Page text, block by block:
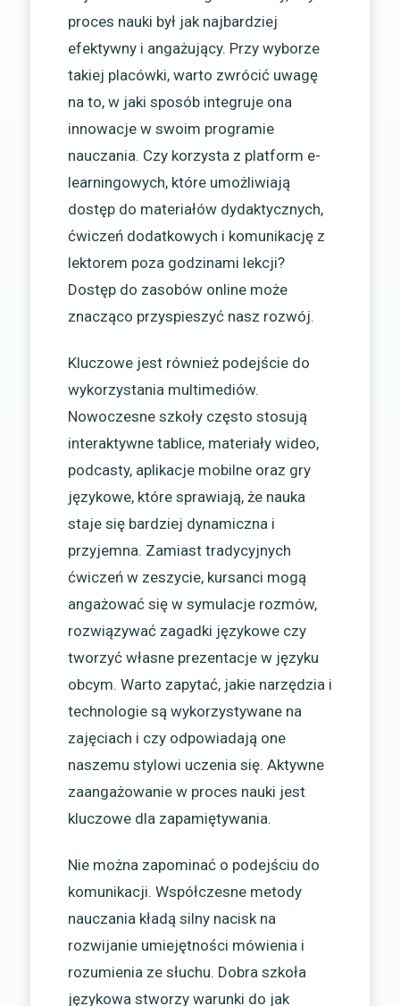
proces nauki był jak najbardziej
efektywny i angażujący. Przy wyborze
takiej placówki, warto zwrócić uwagę
na to, w jaki sposób integruje ona
innowacje w swoim programie
nauczania. Czy korzysta z platform e-
learningowych, które umożliwiają
dostęp do materiałów dydaktycznych,
ćwiczeń dodatkowych i komunikację z
lektorem poza godzinami lekcji?
Dostęp do zasobów online może
znacząco przyspieszyć nasz rozwój.
Kluczowe jest również podejście do
wykorzystania multimediów.
Nowoczesne szkoły często stosują
interaktywne tablice, materiały wideo,
podcasty, aplikacje mobilne oraz gry
językowe, które sprawiają, że nauka
staje się bardziej dynamiczna i
przyjemna. Zamiast tradycyjnych
ćwiczeń w zeszycie, kursanci mogą
angażować się w symulacje rozmów,
rozwiązywać zagadki językowe czy
tworzyć własne prezentacje w języku
obcym. Warto zapytać, jakie narzędzia i
technologie są wykorzystywane na
zajęciach i czy odpowiadają one
naszemu stylowi uczenia się. Aktywne
zaangażowanie w proces nauki jest
kluczowe dla zapamiętywania.
Nie można zapominać o podejściu do
komunikacji. Współczesne metody
nauczania kładą silny nacisk na
rozwijanie umiejętności mówienia i
rozumienia ze słuchu. Dobra szkoła
językowa stworzy warunki do jak